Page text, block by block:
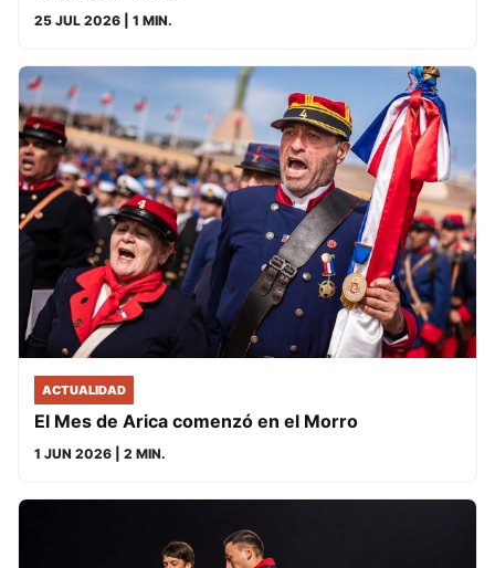
25 JUL 2026 | 1 MIN.
ACTUALIDAD
El Mes de Arica comenzó en el Morro
1 JUN 2026 | 2 MIN.